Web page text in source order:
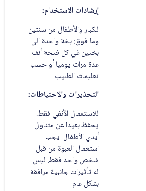
إرشادات الاستخدام:
للكبار والأطفال من سنتين
وما فوق: بخة واحدة الى
بختين في كل فتحة أنف
عدة مرات يوميا أو حسب
تعليمات الطبيب
التحذيرات والاحتياطات:
للاستعمال الأنفي فقط.
يحفظ بعيدا عن متناول
أيدي الأطفال. يجب
استعمال العبوة من قبل
شخص واحد فقط. ليس
له تأثيرات جانبية مرافقة
بشكل عام